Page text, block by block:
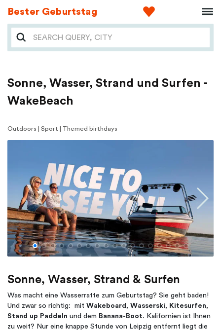
Bester Geburtstag
Sonne, Wasser, Strand und Surfen -
WakeBeach
Outdoors | Sport | Themed birthdays
Sonne, Wasser, Strand & Surfen
Was macht eine Wasserratte zum Geburtstag? Sie geht baden!
Und zwar so richtig: mit Wakeboard , Wasserski, Kitesurfen,
Stand up Paddeln und dem Banana-Boot. Kalifornien ist Ihnen
zu weit? Nur eine knappe Stunde von Leipzig entfernt liegt die